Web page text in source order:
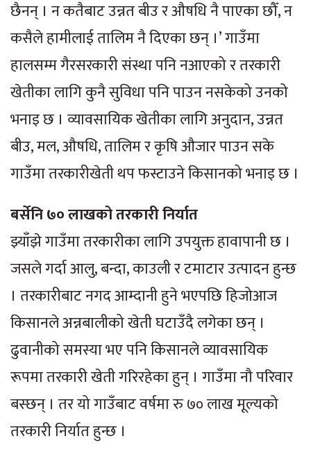
छैनन् । न कतैबाट उन्नत बीउ र औषधि नै पाएका छौँ, न
कसैले हामीलाई तालिम नै दिएका छन् ।’ गाउँमा
हालसम्म गैरसरकारी संस्था पनि नआएको र तरकारी
खेतीका लागि कुनै सुविधा पनि पाउन नसकेको उनको
भनाइ छ । व्यावसायिक खेतीका लागि अनुदान, उन्नत
बीउ, मल, औषधि, तालिम र कृषि औजार पाउन सके
गाउँमा तरकारीखेती थप फस्टाउने किसानको भनाइ छ ।
बर्सेनि ७० लाखको तरकारी निर्यात
झ्याँझे गाउँमा तरकारीका लागि उपयुक्त हावापानी छ ।
जसले गर्दा आलु, बन्दा, काउली र टमाटार उत्पादन हुन्छ
। तरकारीबाट नगद आम्दानी हुने भएपछि हिजोआज
किसानले अन्नबालीको खेती घटाउँदै लगेका छन् ।
ढुवानीको समस्या भए पनि किसानले व्यावसायिक
रूपमा तरकारी खेती गरिरहेका हुन् । गाउँमा नौ परिवार
बस्छन् । तर यो गाउँबाट वर्षमा रु ७० लाख मूल्यको
तरकारी निर्यात हुन्छ ।